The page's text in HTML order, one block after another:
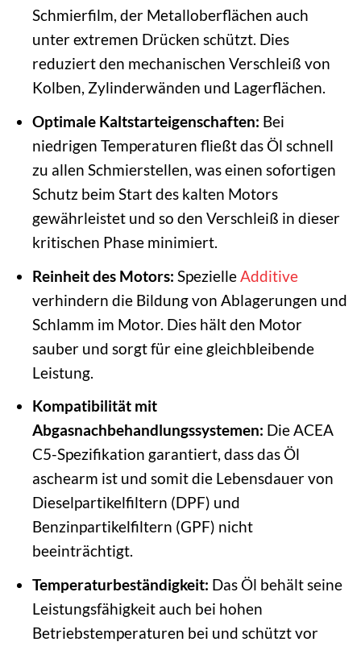
Schmierfilm, der Metalloberflächen auch
unter extremen Drücken schützt. Dies
reduziert den mechanischen Verschleiß von
Kolben, Zylinderwänden und Lagerflächen.
Optimale Kaltstarteigenschaften: Bei
niedrigen Temperaturen fließt das Öl schnell
zu allen Schmierstellen, was einen sofortigen
Schutz beim Start des kalten Motors
gewährleistet und so den Verschleiß in dieser
kritischen Phase minimiert.
Reinheit des Motors: Spezielle Additive
verhindern die Bildung von Ablagerungen und
Schlamm im Motor. Dies hält den Motor
sauber und sorgt für eine gleichbleibende
Leistung.
Kompatibilität mit
Abgasnachbehandlungssystemen: Die ACEA
C5-Spezifikation garantiert, dass das Öl
aschearm ist und somit die Lebensdauer von
Dieselpartikelfiltern (DPF) und
Benzinpartikelfiltern (GPF) nicht
beeinträchtigt.
Temperaturbeständigkeit: Das Öl behält seine
Leistungsfähigkeit auch bei hohen
Betriebstemperaturen bei und schützt vor